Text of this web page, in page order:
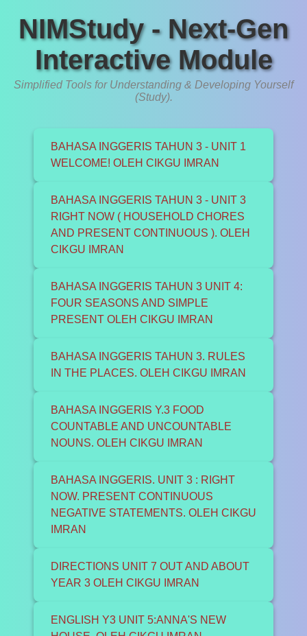
NIMStudy - Next-Gen
Interactive Module
Simplified Tools for Understanding & Developing Yourself
(Study).
BAHASA INGGERIS TAHUN 3 - UNIT 1
WELCOME! OLEH CIKGU IMRAN
BAHASA INGGERIS TAHUN 3 - UNIT 3
RIGHT NOW ( HOUSEHOLD CHORES
AND PRESENT CONTINUOUS ). OLEH
CIKGU IMRAN
BAHASA INGGERIS TAHUN 3 UNIT 4:
FOUR SEASONS AND SIMPLE
PRESENT OLEH CIKGU IMRAN
BAHASA INGGERIS TAHUN 3. RULES
IN THE PLACES. OLEH CIKGU IMRAN
BAHASA INGGERIS Y.3 FOOD
COUNTABLE AND UNCOUNTABLE
NOUNS. OLEH CIKGU IMRAN
BAHASA INGGERIS. UNIT 3 : RIGHT
NOW. PRESENT CONTINUOUS
NEGATIVE STATEMENTS. OLEH CIKGU
IMRAN
DIRECTIONS UNIT 7 OUT AND ABOUT
YEAR 3 OLEH CIKGU IMRAN
ENGLISH Y3 UNIT 5:ANNA'S NEW